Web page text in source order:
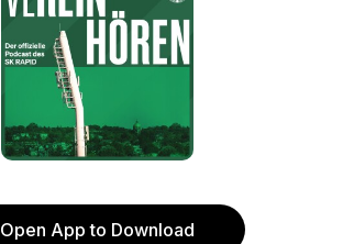
Open App to Download